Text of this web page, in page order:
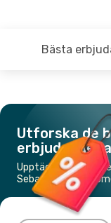
Bästa
Utforska de
erbjudandena
Upptäck de
Sebastián de la